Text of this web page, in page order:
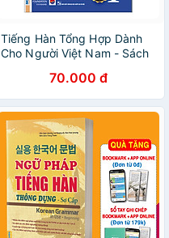
Tiếng Hàn Tổng Hợp Dành
Cho Người Việt Nam - Sách
70.000 đ